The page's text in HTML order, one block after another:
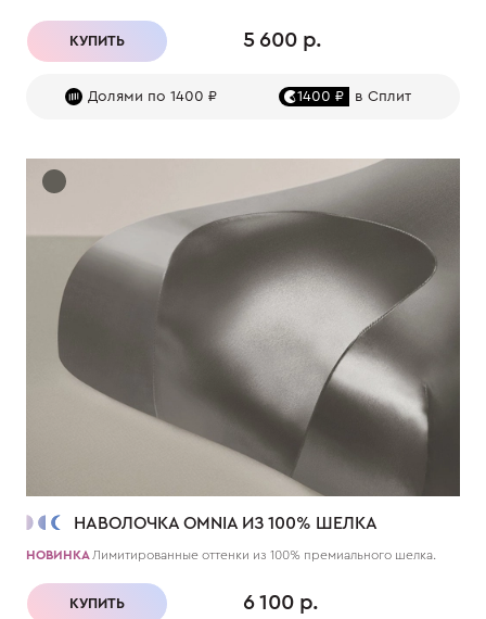
КУПИТЬ 5 600 р.
Долями по 1400 ₽ 1400 ₽ в Сплит
НАВОЛОЧКА OMNIA ИЗ 100% ШЕЛКА
НОВИНКА Лимитированные оттенки из 100% премиального шелка.
КУПИТЬ 6 100 р.